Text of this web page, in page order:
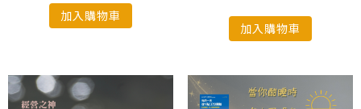
加入購物車
加入購物車